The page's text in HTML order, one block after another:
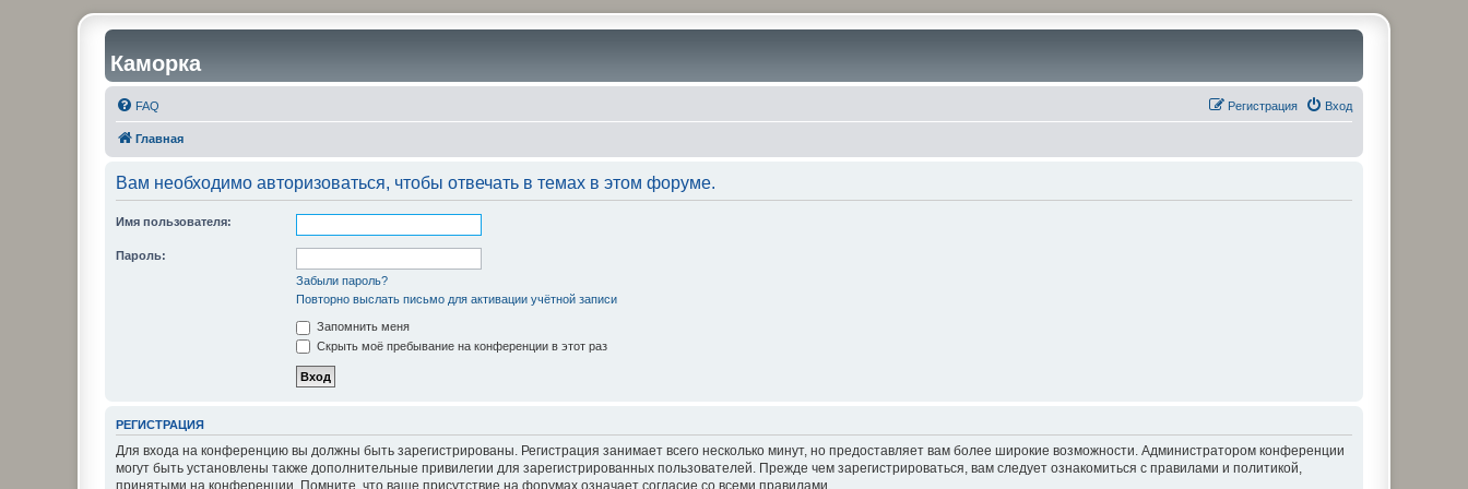
Каморка
FAQ Вход
Регистрация
Главная
Вам необходимо авторизоваться, чтобы отвечать в темах в этом форуме.
Имя пользователя:
Пароль:
Забыли пароль?
Повторно выслать письмо для активации учётной записи
Запомнить меня
Скрыть моё пребывание на конференции в этот раз
РЕГИСТРАЦИЯ
Для входа на конференцию вы должны быть зарегистрированы. Регистрация занимает всего несколько минут, но предоставляет вам более широкие возможности. Администратором конференции
могут быть установлены также дополнительные привилегии для зарегистрированных пользователей. Прежде чем зарегистрироваться, вам следует ознакомиться с правилами и политикой,
принятыми на конференции. Помните, что ваше присутствие на форумах означает согласие со всеми правилами.